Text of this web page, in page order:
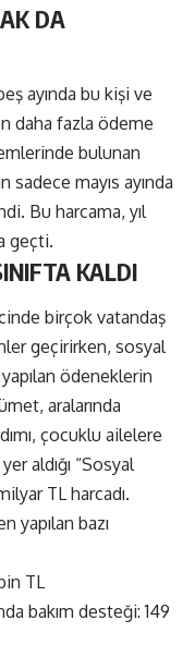
DA
ayında bu kişi ve
daha fazla ödeme
bulunan
mayıs ayında
Bu harcama, yıl
geçti.
KALDI
birçok vatandaş
geçirirken, sosyal
ödeneklerin
aralarında
çocuklu ailelere
aldığı “Sosyal
TL harcadı.
yapılan bazı
TL
bakım desteği: 149